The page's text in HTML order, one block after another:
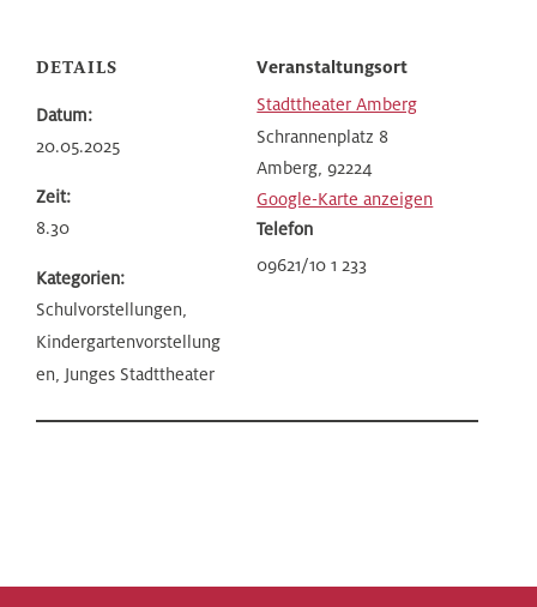
DETAILS
Datum:
20.05.2025
Zeit:
8.30
Kategorien:
Schulvorstellungen,
Kindergartenvorstellung
en, Junges Stadttheater
Veranstaltungsort
Stadttheater Amberg
Schrannenplatz 8
Amberg, 92224
Google-Karte anzeigen
Telefon
09621/10 1 233